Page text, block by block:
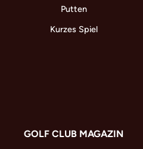
Putten
Kurzes Spiel
GOLF CLUB MAGAZIN